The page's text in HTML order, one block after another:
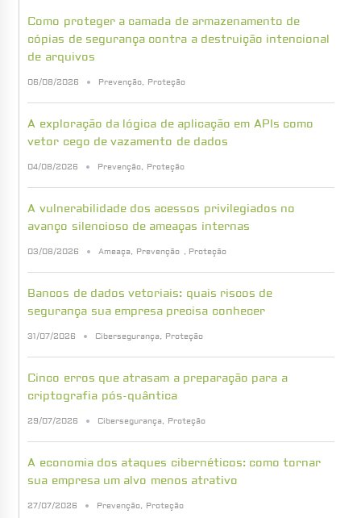
Como proteger a camada de armazenamento de
cópias de segurança contra a destruição intencional
de arquivos
06/08/2026 Prevenção, Proteção
A exploração da lógica de aplicação em APIs como
vetor cego de vazamento de dados
04/08/2026 Prevenção, Proteção
A vulnerabilidade dos acessos privilegiados no
avanço silencioso de ameaças internas
03/08/2026 Ameaça, Prevenção , Proteção
Bancos de dados vetoriais: quais riscos de
segurança sua empresa precisa conhecer
31/07/2026 Cibersegurança, Proteção
Cinco erros que atrasam a preparação para a
criptografia pós-quântica
29/07/2026 Cibersegurança, Proteção
A economia dos ataques cibernéticos: como tornar
sua empresa um alvo menos atrativo
27/07/2026 Prevenção, Proteção